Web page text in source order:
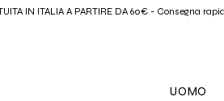
IN ITALIA A PARTIRE DA 60€ - Consegna
UOMO